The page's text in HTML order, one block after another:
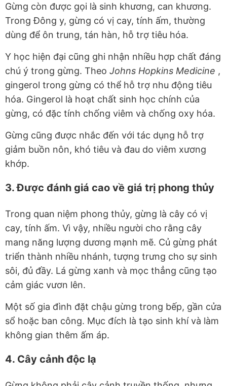
Gừng còn được gọi là sinh khương, can khương.
Trong Đông y, gừng có vị cay, tính ấm, thường
dùng để ôn trung, tán hàn, hỗ trợ tiêu hóa.
Y học hiện đại cũng ghi nhận nhiều hợp chất đáng
chú ý trong gừng. Theo Johns Hopkins Medicine ,
gingerol trong gừng có thể hỗ trợ nhu động tiêu
hóa. Gingerol là hoạt chất sinh học chính của
gừng, có đặc tính chống viêm và chống oxy hóa.
Gừng cũng được nhắc đến với tác dụng hỗ trợ
giảm buồn nôn, khó tiêu và đau do viêm xương
khớp.
3. Được đánh giá cao về giá trị phong thủy
Trong quan niệm phong thủy, gừng là cây có vị
cay, tính ấm. Vì vậy, nhiều người cho rằng cây
mang năng lượng dương mạnh mẽ. Củ gừng phát
triển thành nhiều nhánh, tượng trưng cho sự sinh
sôi, đủ đầy. Lá gừng xanh và mọc thẳng cũng tạo
cảm giác vươn lên.
Một số gia đình đặt chậu gừng trong bếp, gần cửa
sổ hoặc ban công. Mục đích là tạo sinh khí và làm
không gian thêm ấm áp.
4. Cây cảnh độc lạ